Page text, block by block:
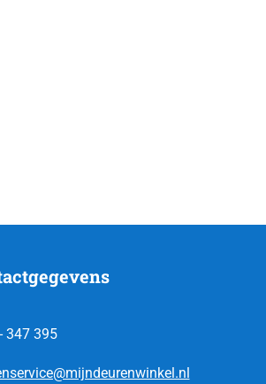
347 395